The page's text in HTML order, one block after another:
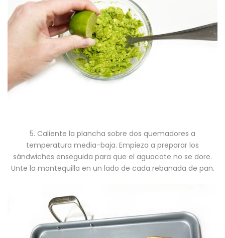
5. Caliente la plancha sobre dos quemadores a
temperatura media-baja. Empieza a preparar los
sándwiches enseguida para que el aguacate no se dore.
Unte la mantequilla en un lado de cada rebanada de pan.